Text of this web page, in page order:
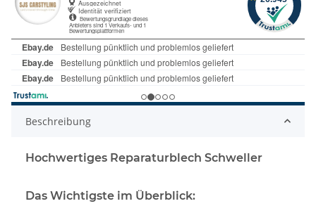
Beschreibung
Hochwertiges Reparaturblech Schweller
Das Wichtigste im Überblick: